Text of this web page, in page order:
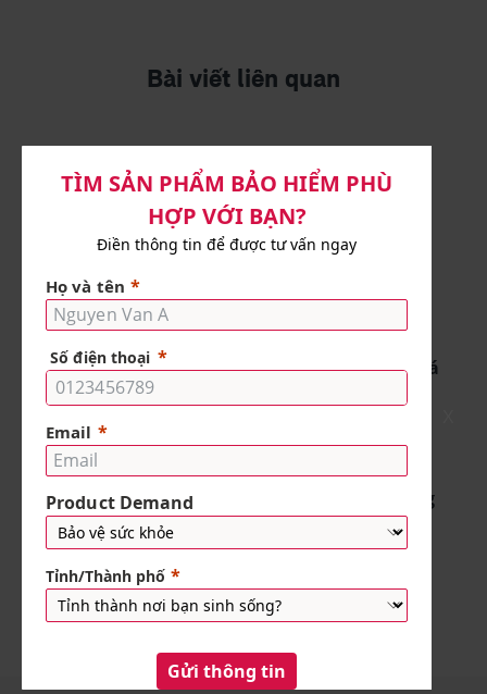
Bài viết liên quan
Vốn 100 triệu nên kinh doanh gì
ở nông thôn để đạt được mục
tiêu tài chính?
Bài viết
10 cuốn sách quản lý tài chính cá
nhân nên đọc trước tuổi 30
Quy tắc 6 chiếc lọ là gì? - Phương
pháp quản lý tài chính thông
minh
10 phút đọc